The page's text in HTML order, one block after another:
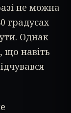
не можна
градусах
Однак
що навіть